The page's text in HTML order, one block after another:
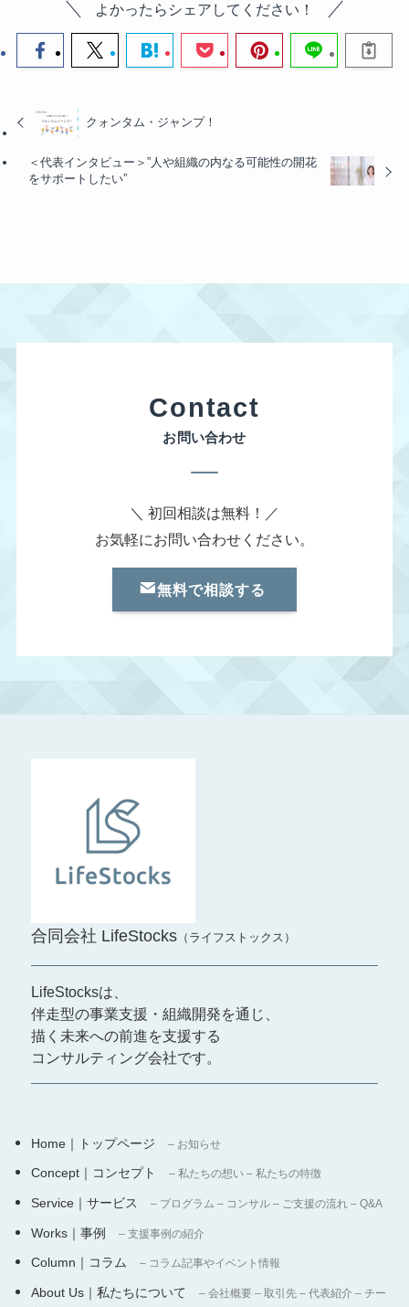
よかったらシェアしてください！
クォンタム・ジャンプ！
＜代表インタビュー＞”人や組織の内なる可能性の開花
をサポートしたい”
Contact
お問い合わせ
＼ 初回相談は無料！／
お気軽にお問い合わせください。
無料で相談する
合同会社 LifeStocks （ライフストックス）
LifeStocksは、
伴走型の事業支援・組織開発を通じ、
描く未来への前進を支援する
コンサルティング会社です。
Home｜トップページ– お知らせ
Concept｜コンセプト– 私たちの想い – 私たちの特徴
Service｜サービス– プログラム – コンサル – ご支援の流れ – Q&A
Works｜事例– 支援事例の紹介
Column｜コラム– コラム記事やイベント情報
About Us｜私たちについて– 会社概要 – 取引先 – 代表紹介 – チー